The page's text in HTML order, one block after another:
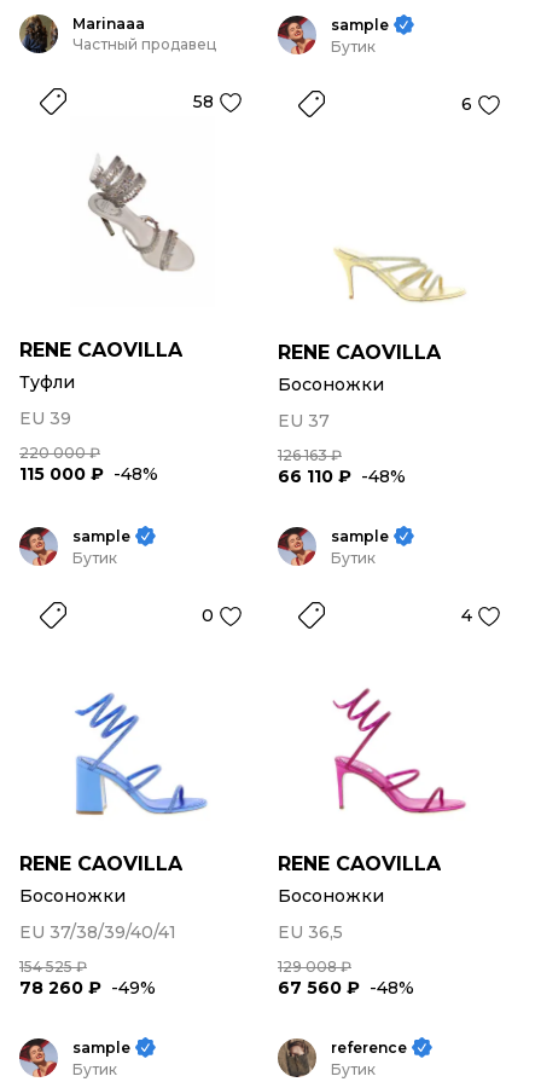
Marinaaa
Частный продавец
58
RENE CAOVILLA
Туфли
EU 39
220 000 ₽
115 000 ₽ -48%
sample
Бутик
6
RENE CAOVILLA
Босоножки
EU 37
126 163 ₽
66 110 ₽ -48%
sample
Бутик
0
RENE CAOVILLA
Босоножки
EU 37/38/39/40/41
154 525 ₽
78 260 ₽ -49%
sample
Бутик
4
RENE CAOVILLA
Босоножки
EU 36,5
129 008 ₽
67 560 ₽ -48%
sample
Бутик
reference
Бутик